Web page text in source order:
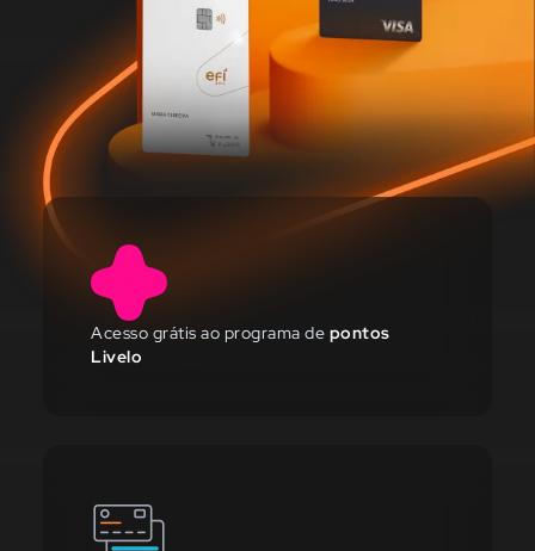
Acesso grátis ao programa de pontos
Livelo